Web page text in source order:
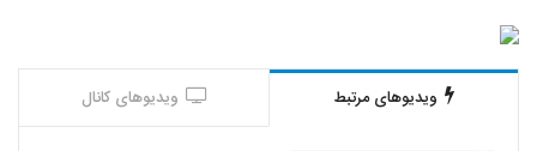
ویدیوهای مرتبط ویدیوهای کانال